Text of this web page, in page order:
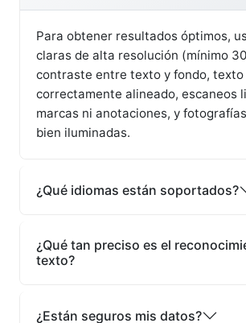
Para obtener resultados óptimos,
claras de alta resolución (mínimo
contraste entre texto y fondo, texto
correctamente alineado, escaneos
marcas ni anotaciones, y
bien iluminadas.
¿Qué idiomas están soportados?
¿Qué tan preciso es el
texto?
¿Están seguros mis datos?